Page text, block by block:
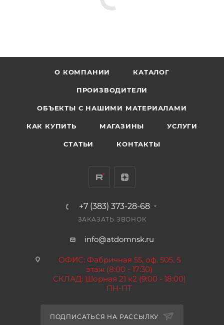
О КОМПАНИИ КАТАЛОГ
ПРОИЗВОДИТЕЛИ
ОБЪЕКТЫ С НАШИМИ МАТЕРИАЛАМИ
КАК КУПИТЬ МАГАЗИНЫ УСЛУГИ
СТАТЬИ КОНТАКТЫ
+7 (383) 373-28-68
ЗАКАЗАТЬ ЗВОНОК
info@atdomnsk.ru
ОФИС: Фабричная 55, оф. 505, 5
этаж (8:00 - 17:30)
СКЛАД: Шорная 21 к2 (9:00 - 18:00)
ПН-ПТ
ПОДПИСАТЬСЯ НА РАССЫЛКУ